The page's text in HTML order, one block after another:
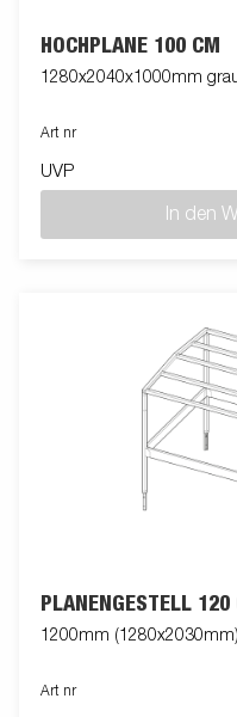
HOCHPLANE 100 CM
1280x2040x1000mm
Art nr
UVP
In den
PLANENGESTELL 120
1200mm
Art nr